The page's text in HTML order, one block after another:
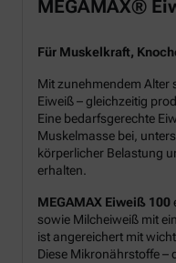
MEGAMAX®
Für Muskelkraft,
Mit zunehmendem Alter
Eiweiß – gleichzeitig
Eine bedarfsgerechte
Muskelmasse bei,
körperlicher Belastung
erhalten.
MEGAMAX Eiweiß 100
sowie Milcheiweiß mit
ist angereichert mit
Diese Mikronährstoffe –